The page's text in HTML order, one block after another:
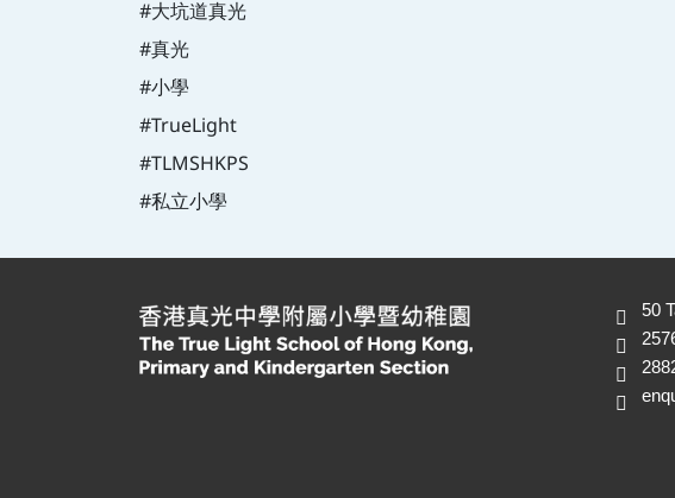
#大坑道真光
#真光
#小學
#TrueLight
#TLMSHKPS
#私立小學
50